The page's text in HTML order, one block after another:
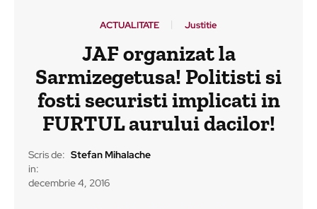
ACTUALITATE Justitie
JAF organizat la
Sarmizegetusa! Politisti si
fosti securisti implicati in
FURTUL aurului dacilor!
Scris de: Stefan Mihalache
in:
decembrie 4, 2016